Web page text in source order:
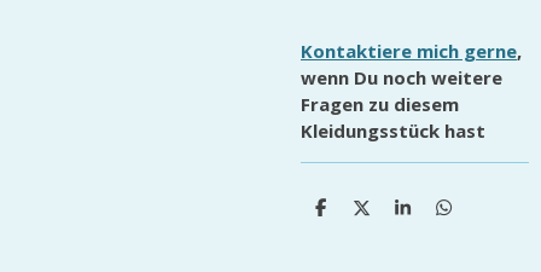
Kontaktiere mich gerne,
wenn Du noch weitere
Fragen zu diesem
Kleidungsstück hast
T
T
T
T